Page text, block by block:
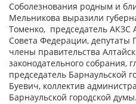
Соболезнования родным и
Мельникова выразили
Томенко, председатель АКЗС
Совета Федерации, депутаты
члены правительства
законодательного собрания,
председатель Барнаульской
Буевич, коллектив
Барнаульской городской думы.